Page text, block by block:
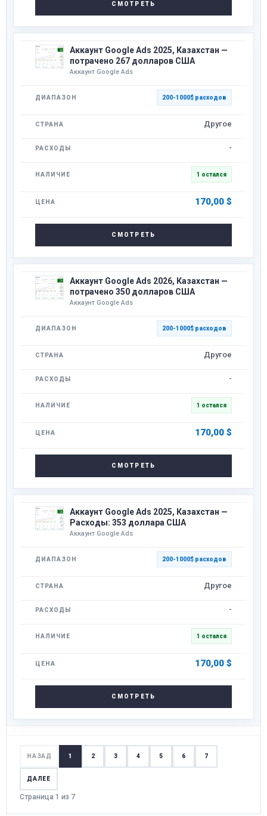
СМОТРЕТЬ
Аккаунт Google Ads 2025, Казахстан —
потрачено 267 долларов США
Аккаунт Google Ads
200-1000$ расходов
Другое
-
1 остался
170,00 $
СМОТРЕТЬ
Аккаунт Google Ads 2026, Казахстан —
потрачено 350 долларов США
Аккаунт Google Ads
200-1000$ расходов
Другое
-
1 остался
170,00 $
СМОТРЕТЬ
Аккаунт Google Ads 2025, Казахстан —
Расходы: 353 доллара США
Аккаунт Google Ads
200-1000$ расходов
Другое
-
1 остался
170,00 $
СМОТРЕТЬ
НАЗАД 1 2 3 4 5 6 7
ДАЛЕЕ
Страница 1 из 7